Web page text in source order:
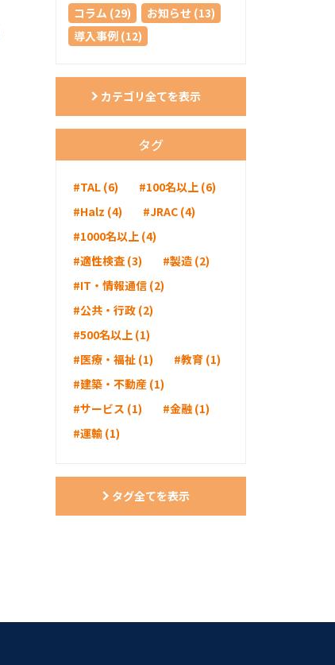
コラム (29)
お知らせ (13)
導入事例 (12)
カテゴリ全てを表示
タグ
#TAL (6)
#100名以上 (6)
#Halz (4)
#JRAC (4)
#1000名以上 (4)
#適性検査 (3)
#製造 (2)
#IT・情報通信 (2)
#公共・行政 (2)
#500名以上 (1)
#医療・福祉 (1)
#教育 (1)
#建築・不動産 (1)
#サービス (1)
#金融 (1)
#運輸 (1)
タグ全てを表示